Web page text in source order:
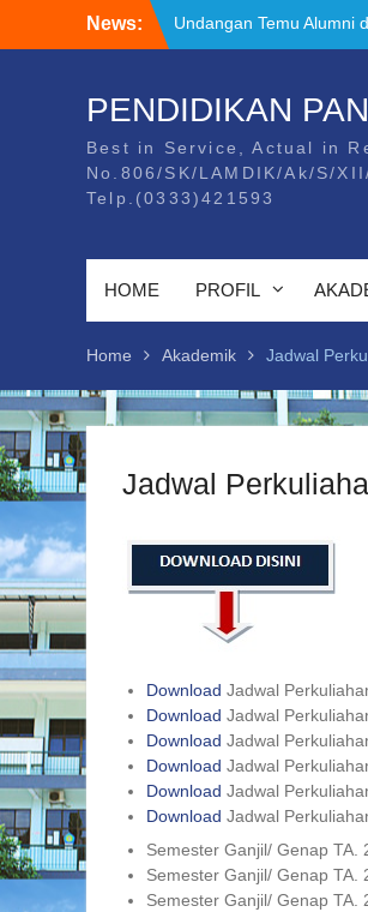
News:
Kunjungan ke Tempat
Mengajar/PPL
Kegiatan Temu Alumni
Undangan Temu Alumni
PENDIDIKAN
Best in Service, Actual in
No.806/SK/LAMDIK/Ak/S/
Telp.(0333)421593
HOME PROFIL
Home Akademik Jadwal
Jadwal
Download Jadwal
Download Jadwal
Download Jadwal
Download Jadwal
Download Jadwal
Download Jadwal
Semester Ganjil/ Genap TA.
Semester Ganjil/ Genap TA.
Semester Ganjil/ Genap TA.